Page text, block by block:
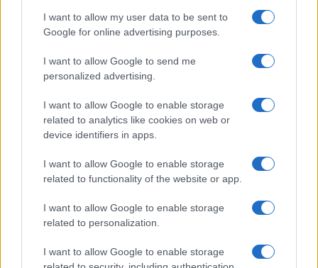
I want to allow my user data to be sent to
Google for online advertising purposes.
I want to allow Google to send me
personalized advertising.
I want to allow Google to enable storage
related to analytics like cookies on web or
device identifiers in apps.
I want to allow Google to enable storage
related to functionality of the website or app.
I want to allow Google to enable storage
related to personalization.
I want to allow Google to enable storage
I nostri cari
Giovannimaria Cabras
Invia un Comunicato Stampa| Pubblicità Segnala